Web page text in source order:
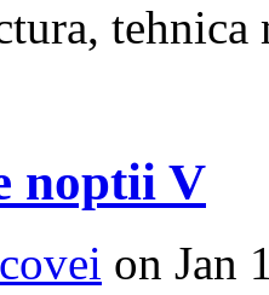
tehnica
noptii V
on Jan